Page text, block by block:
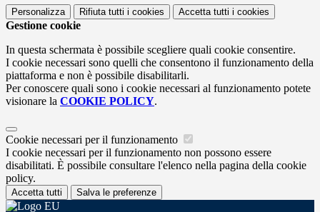
Personalizza Rifiuta tutti i cookies Accetta tutti i cookies
Gestione cookie
In questa schermata è possibile scegliere quali cookie consentire.
I cookie necessari sono quelli che consentono il funzionamento della
piattaforma e non è possibile disabilitarli.
Per conoscere quali sono i cookie necessari al funzionamento potete
visionare la COOKIE POLICY.
Cookie necessari per il funzionamento
I cookie necessari per il funzionamento non possono essere
disabilitati. È possibile consultare l'elenco nella pagina della cookie
policy.
Accetta tutti Salva le preferenze